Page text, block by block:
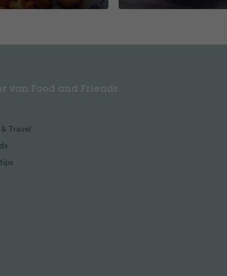
van Food and Friends
Travel